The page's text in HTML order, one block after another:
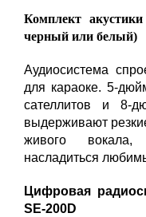
Комплект
черный или белый)
Аудиосистема
для караоке. 5-
сателлитов и 8-
выдерживают
живого
насладиться
Цифровая
SE-200D